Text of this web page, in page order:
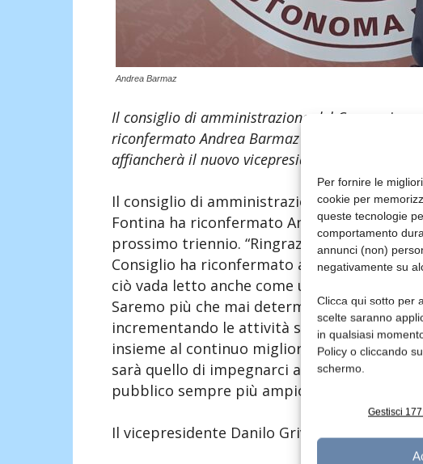
Per fornire le
cookie per
queste tecnologie
comportamento
annunci (non)
negativamente su
Clicca qui sotto per
scelte saranno
in qualsiasi
Policy o cliccando
schermo.
Gestisci
Andrea Barmaz
Il consiglio di amministrazione del Consorzio
riconfermato Andrea Barmaz alla carica di
affiancherà il nuovo vicepresidente Danilo Grivon
Il consiglio di amministrazione del
Fontina ha riconfermato Andrea Barmaz
prossimo triennio. “Ringrazio il CdA per la
Consiglio ha riconfermato anche la maggior
ciò vada letto anche come un segnale di
Saremo più che mai determinati a
incrementando le attività svolte nel campo
insieme al continuo miglioramento
sarà quello di impegnarci a far crescere la
pubblico sempre più ampio le sue
Il vicepresidente Danilo Grivon affiancherà